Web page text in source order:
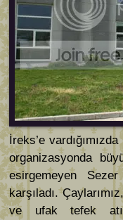
İreks’e
organizasyonda
esirgemeyen
karşıladı.
ve ufak tefek